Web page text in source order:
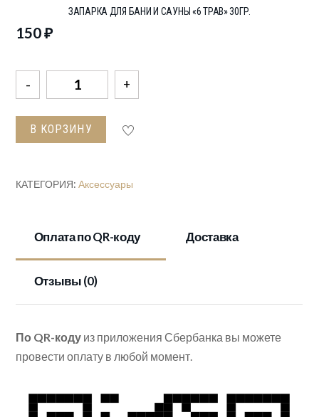
ЗАПАРКА ДЛЯ БАНИ И САУНЫ «6 ТРАВ» 30ГР.
150₽
Количество
товара
Запарка
для
ТРАВ"
В КОРЗИНУ
КАТЕГОРИЯ:Аксессуары
Оплата по QR-коду Доставка
Отзывы (0)
По QR-коду из приложения Сбербанка вы можете
провести оплату в любой момент.